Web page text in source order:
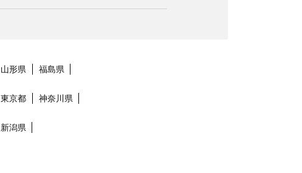
山形県 福島県
東京都 神奈川県
新潟県